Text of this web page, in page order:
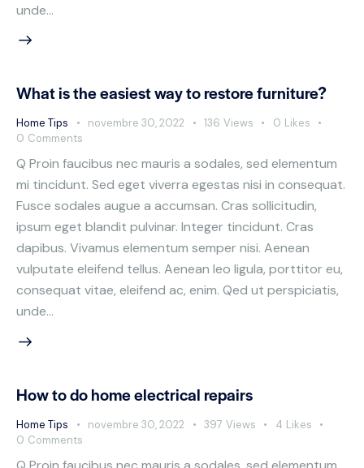
unde…
What is the easiest way to restore furniture?
Home Tips novembre 30, 2022 136 Views 0 Likes
0 Comments
Q Proin faucibus nec mauris a sodales, sed elementum
mi tincidunt. Sed eget viverra egestas nisi in consequat.
Fusce sodales augue a accumsan. Cras sollicitudin,
ipsum eget blandit pulvinar. Integer tincidunt. Cras
dapibus. Vivamus elementum semper nisi. Aenean
vulputate eleifend tellus. Aenean leo ligula, porttitor eu,
consequat vitae, eleifend ac, enim. Qed ut perspiciatis,
unde…
How to do home electrical repairs
Home Tips novembre 30, 2022 397 Views 4 Likes
0 Comments